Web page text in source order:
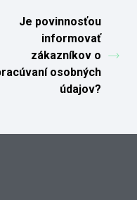
Je povinnosťou
informovať
zákazníkov o
osobných
údajov?